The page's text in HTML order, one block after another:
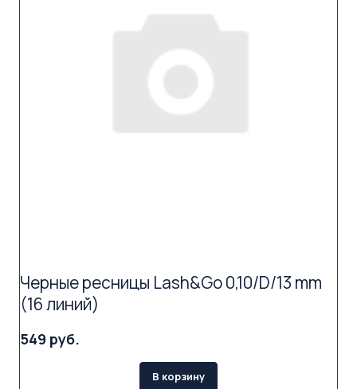
Черные ресницы Lash&Go 0,10/D/13 mm
(16 линий)
549 руб.
В корзину